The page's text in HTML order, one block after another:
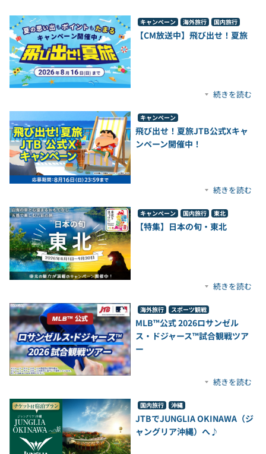
キャンペーン 海外旅行 国内旅行
【CM放送中】飛び出せ！夏旅
続きを読む
キャンペーン
飛び出せ！夏旅JTB公式Xキャ
ンペーン開催中！
続きを読む
キャンペーン 国内旅行 東北
【特集】日本の旬・東北
続きを読む
海外旅行 スポーツ観戦
MLB™公式 2026ロサンゼル
ス・ドジャース™試合観戦ツア
ー
続きを読む
国内旅行 沖縄
JTBでJUNGLIA OKINAWA（ジ
ャングリア沖縄）へ♪